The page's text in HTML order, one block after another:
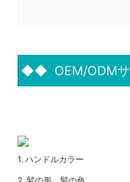
◆◆ OEM/ODM
1. ハンドルカラー